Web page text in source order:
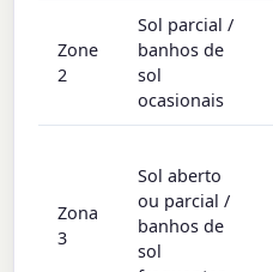
Zone
2
Sol parcial /
banhos de
sol
ocasionais
Zona
3
Sol aberto
ou parcial /
banhos de
sol